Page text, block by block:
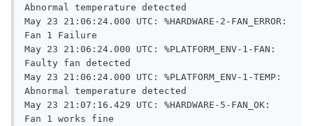
Abnormal temperature detected
May 23 21:06:24.000 UTC: %HARDWARE-2-FAN_ERROR:
Fan 1 Failure
May 23 21:06:24.000 UTC: %PLATFORM_ENV-1-FAN:
Faulty fan detected
May 23 21:06:24.000 UTC: %PLATFORM_ENV-1-TEMP:
Abnormal temperature detected
May 23 21:07:16.429 UTC: %HARDWARE-5-FAN_OK:
Fan 1 works fine